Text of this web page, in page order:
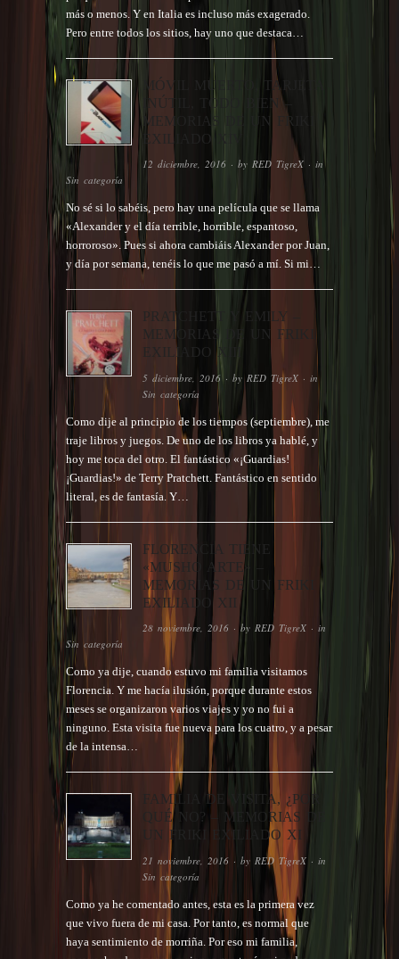
más o menos. Y en Italia es incluso más exagerado.
Pero entre todos los sitios, hay uno que destaca…
MÓVIL MUERTO, TARJETA
INÚTIL, TODO BIEN –
MEMORIAS DE UN FRIKI
EXILIADO XIV
12 diciembre, 2016 · byRED TigreX· in
Sin categoría
No sé si lo sabéis, pero hay una película que se llama
«Alexander y el día terrible, horrible, espantoso,
horroroso». Pues si ahora cambiáis Alexander por Juan,
y día por semana, tenéis lo que me pasó a mí. Si mi…
PRATCHETT Y EMILY –
MEMORIAS DE UN FRIKI
EXILIADO XIII
5 diciembre, 2016 · byRED TigreX · in
Sin categoría
Como dije al principio de los tiempos (septiembre), me
traje libros y juegos. De uno de los libros ya hablé, y
hoy me toca del otro. El fantástico «¡Guardias!
¡Guardias!» de Terry Pratchett. Fantástico en sentido
literal, es de fantasía. Y…
FLORENCIA TIENE
«MUSHO ARTE» –
MEMORIAS DE UN FRIKI
EXILIADO XII
28 noviembre, 2016 · byRED TigreX · in
Sin categoría
Como ya dije, cuando estuvo mi familia visitamos
Florencia. Y me hacía ilusión, porque durante estos
meses se organizaron varios viajes y yo no fui a
ninguno. Esta visita fue nueva para los cuatro, y a pesar
de la intensa…
FAMILIA DE VISITA, ¿POR
QUÉ NO? – MEMORIAS DE
UN FRIKI EXILIADO XI
21 noviembre, 2016 · byRED TigreX · in
Sin categoría
Como ya he comentado antes, esta es la primera vez
que vivo fuera de mi casa. Por tanto, es normal que
haya sentimiento de morriña. Por eso mi familia,